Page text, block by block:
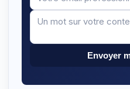
email
Envoyer